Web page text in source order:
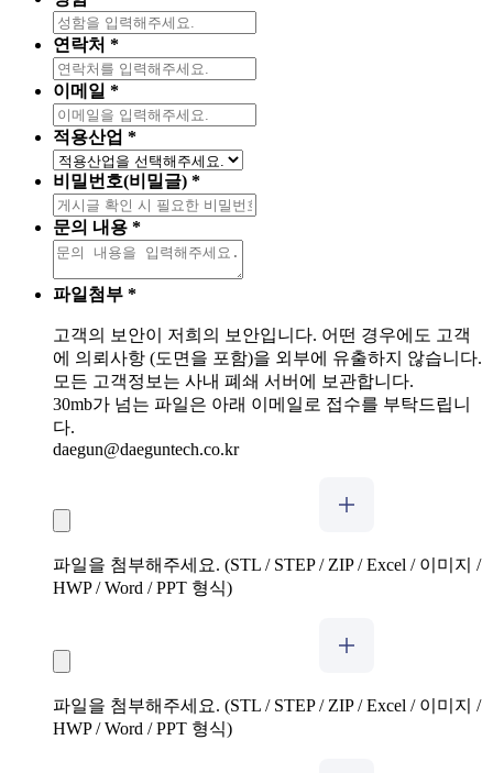
연락처 *
이메일 *
적용산업 *
비밀번호(비밀글) *
문의 내용 *
파일첨부 *
고객의 보안이 저희의 보안입니다. 어떤 경우에도 고객
에 의뢰사항 (도면을 포함)을 외부에 유출하지 않습니다.
모든 고객정보는 사내 폐쇄 서버에 보관합니다.
30mb가 넘는 파일은 아래 이메일로 접수를 부탁드립니
다.
daegun@daeguntech.co.kr
파일을 첨부해주세요. (STL / STEP / ZIP / Excel / 이미지 /
HWP / Word / PPT 형식)
파일을 첨부해주세요. (STL / STEP / ZIP / Excel / 이미지 /
HWP / Word / PPT 형식)